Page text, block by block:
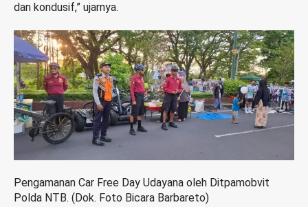
dan kondusif,” ujarnya.
Pengamanan Car Free Day Udayana oleh Ditpamobvit
Polda NTB. (Dok. Foto Bicara Barbareto)